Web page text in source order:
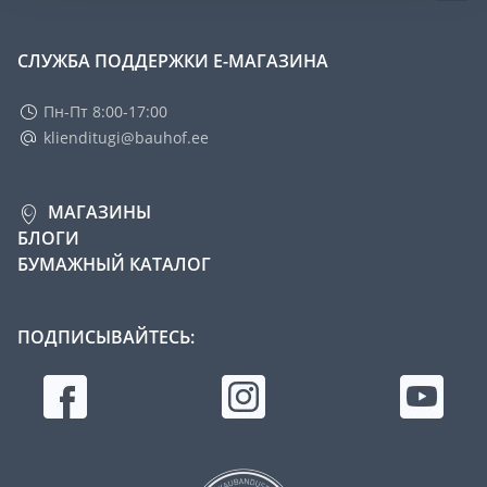
СЛУЖБА ПОДДЕРЖКИ Е-МАГАЗИНА
Пн-Пт 8:00-17:00
klienditugi@bauhof.ee
МАГАЗИНЫ
БЛОГИ
БУМАЖНЫЙ КАТАЛОГ
ПОДПИСЫВАЙТЕСЬ: